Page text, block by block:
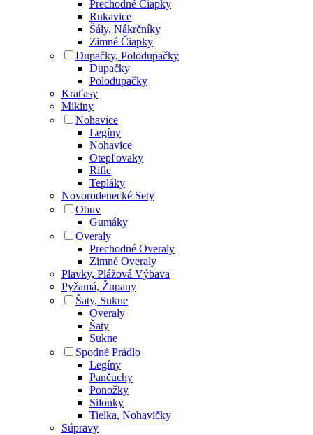
Prechodné Čiapky
Rukavice
Šály, Nákrčníky
Zimné Čiapky
Dupačky, Polodupačky
Dupačky
Polodupačky
Kraťasy
Mikiny
Nohavice
Legíny
Nohavice
Otepľovaky
Rifle
Tepláky
Novorodenecké Sety
Obuv
Gumáky
Overaly
Prechodné Overaly
Zimné Overaly
Plavky, Plážová Výbava
Pyžamá, Župany
Šaty, Sukne
Overaly
Šaty
Sukne
Spodné Prádlo
Legíny
Pančuchy
Ponožky
Silonky
Tielka, Nohavičky
Súpravy